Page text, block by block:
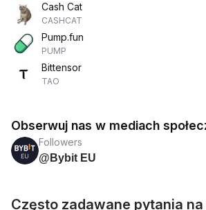
Cash Cat
CASHCAT
Pump.fun
PUMP
Bittensor
TAO
Obserwuj nas w mediach
Followers
@Bybit EU
Często zadawane pytania na